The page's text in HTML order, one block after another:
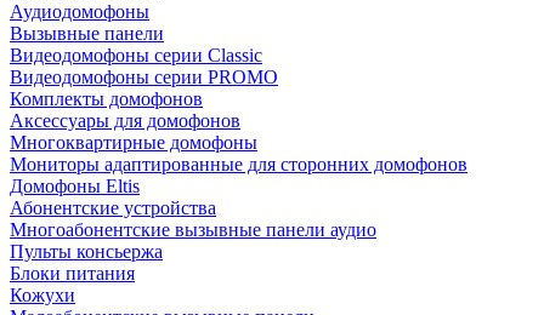
Аудиодомофоны
Вызывные панели
Видеодомофоны серии Classic
Видеодомофоны серии PROMO
Комплекты домофонов
Аксессуары для домофонов
Многоквартирные домофоны
Мониторы адаптированные для сторонних домофонов
Домофоны Eltis
Абонентские устройства
Многоабонентские вызывные панели аудио
Пульты консьержа
Блоки питания
Кожухи